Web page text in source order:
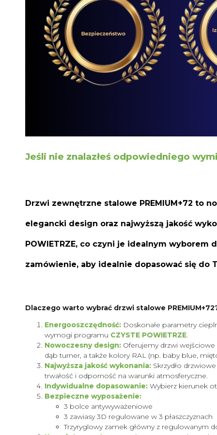
Jeśli nie znalazłeś odpowiedniego
Drzwi zewnętrzne stalowe PREMIUM+72 to
elegancki design oraz najwyższą jakość
POWIETRZE, co czyni je idealnym
zamówienie, aby idealnie dopasować się do
Dlaczego warto wybrać drzwi stalowe
Energooszczędność: Doskonałe parametry
wymogi programu CZYSTE POWIETRZE.
Nowoczesny design: Oferujemy drzwi wejściowe
dąb turner, a także kolory RAL (np. baby blue,
Najwyższa jakość wykonania: Skrzydło
trwałość i odporność na warunki atmosferyczne.
Indywidualne dopasowanie: Wybierz kierunek
Bezpieczne wyposażenie:
3 bolce antywyważeniowe
3 zawiasy 3D regulowane w 3 płaszczyznach
Trzyryglowy zamek główny z regulowanym